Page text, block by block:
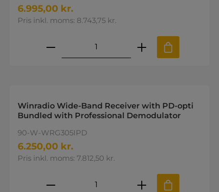
6.995,00 kr.
Pris inkl. moms: 8.743,75 kr.
Produktmængde: Indtast den
Winradio Wide-Band Receiver with PD-opti
Bundled with Professional Demodulator
90-W-WRG305IPD
6.250,00 kr.
Pris inkl. moms: 7.812,50 kr.
Produktmængde: Indtast den